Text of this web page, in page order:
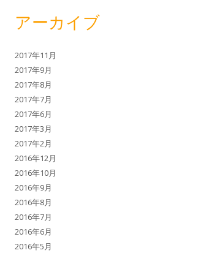
アーカイブ
2017年11月
2017年9月
2017年8月
2017年7月
2017年6月
2017年3月
2017年2月
2016年12月
2016年10月
2016年9月
2016年8月
2016年7月
2016年6月
2016年5月